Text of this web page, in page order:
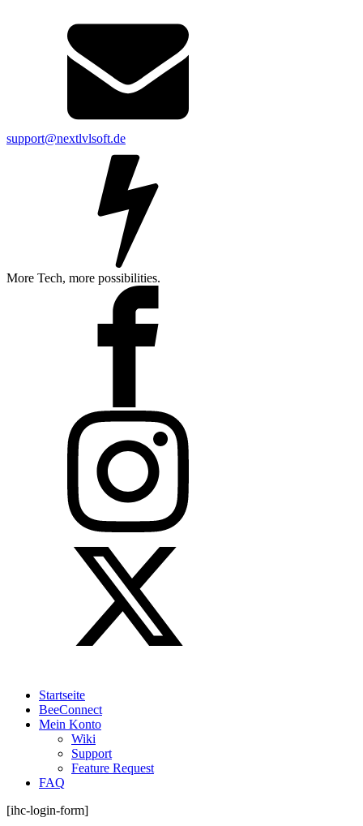
support@nextlvlsoft.de
More Tech, more possibilities.
Startseite
BeeConnect
Mein Konto
Wiki
Support
Feature Request
FAQ
[ihc-login-form]